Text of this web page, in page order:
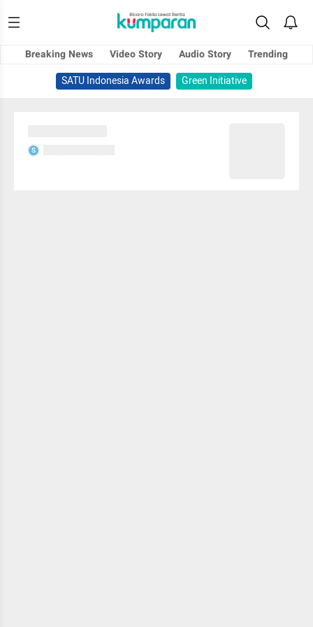
Breaking News Video Story Audio Story
Trending
SATU Indonesia Awards
Green Initiative
S